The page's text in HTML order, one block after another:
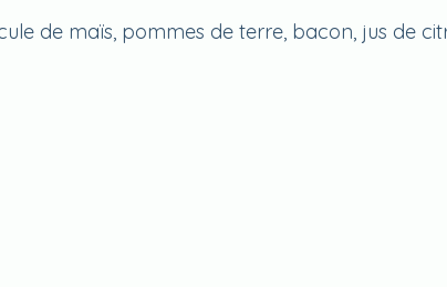
de maïs, pommes de terre, bacon, jus de